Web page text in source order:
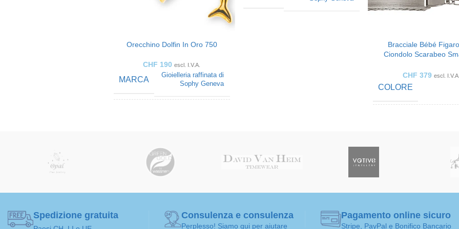
Orecchino Dolfin In Oro 750
CHF 190 escl. I.V.A.
MARCA
Gioielleria raffinata di
Sophy Geneva
ARTE DEI
GIOIELLI
Orecchini
FATTO PER bambini
COLOR ORO Giallo oro
Bracciale Bébé
Ciondolo Scarabeo
CHF 379 escl. I.V.A.
COLORE
GIOIELLI
Spedizione gratuita Consulenza e consulenza
Perplesso! Siamo qui per aiutare
Pagamento online sicuro
Stripe, PayPal e Bonifico Bancario